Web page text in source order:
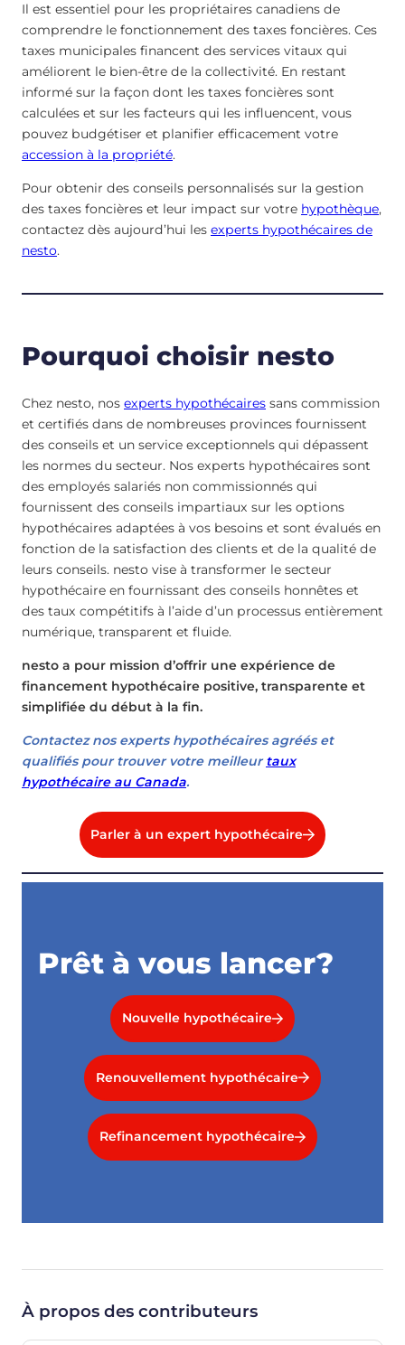
Il est essentiel pour les propriétaires canadiens de
comprendre le fonctionnement des taxes foncières. Ces
taxes municipales financent des services vitaux qui
améliorent le bien-être de la collectivité. En restant
informé sur la façon dont les taxes foncières sont
calculées et sur les facteurs qui les influencent, vous
pouvez budgétiser et planifier efficacement votre
accession à la propriété.
Pour obtenir des conseils personnalisés sur la gestion
des taxes foncières et leur impact sur votre hypothèque,
contactez dès aujourd’hui les experts hypothécaires de
nesto.
Pourquoi choisir nesto
Chez nesto, nos experts hypothécaires sans commission
et certifiés dans de nombreuses provinces fournissent
des conseils et un service exceptionnels qui dépassent
les normes du secteur. Nos experts hypothécaires sont
des employés salariés non commissionnés qui
fournissent des conseils impartiaux sur les options
hypothécaires adaptées à vos besoins et sont évalués en
fonction de la satisfaction des clients et de la qualité de
leurs conseils. nesto vise à transformer le secteur
hypothécaire en fournissant des conseils honnêtes et
des taux compétitifs à l’aide d’un processus entièrement
numérique, transparent et fluide.
nesto a pour mission d’offrir une expérience de
financement hypothécaire positive, transparente et
simplifiée du début à la fin.
Contactez nos experts hypothécaires agréés et
qualifiés pour trouver votre meilleurtaux
hypothécaire au Canada.
Parler à un expert hypothécaire
Prêt à vous lancer?
Nouvelle hypothécaire
Renouvellement hypothécaire
Refinancement hypothécaire
À propos des contributeurs